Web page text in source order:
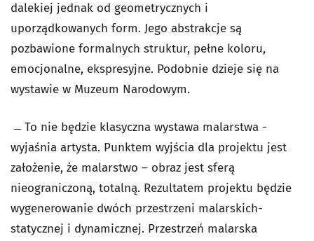
dalekiej jednak od geometrycznych i
uporządkowanych form. Jego abstrakcje są
pozbawione formalnych struktur, pełne koloru,
emocjonalne, ekspresyjne. Podobnie dzieje się na
wystawie w Muzeum Narodowym.
̶ To nie będzie klasyczna wystawa malarstwa -
wyjaśnia artysta. Punktem wyjścia dla projektu jest
założenie, że malarstwo – obraz jest sferą
nieograniczoną, totalną. Rezultatem projektu będzie
wygenerowanie dwóch przestrzeni malarskich-
statycznej i dynamicznej. Przestrzeń malarska